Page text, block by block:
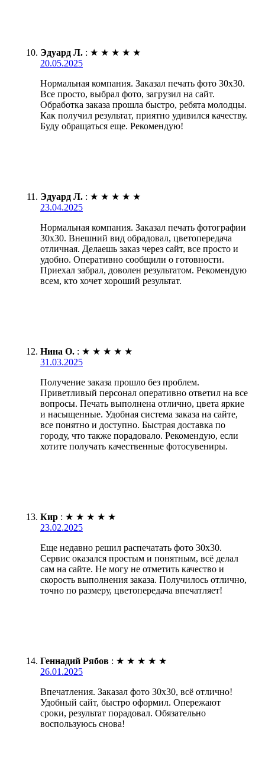
Эдуард Л. : ★ ★ ★ ★ ★
20.05.2025
Нормальная компания. Заказал печать фото 30х30.
Все просто, выбрал фото, загрузил на сайт.
Обработка заказа прошла быстро, ребята молодцы.
Как получил результат, приятно удивился качеству.
Буду обращаться еще. Рекомендую!
Эдуард Л. : ★ ★ ★ ★ ★
23.04.2025
Нормальная компания. Заказал печать фотографии
30х30. Внешний вид обрадовал, цветопередача
отличная. Делаешь заказ через сайт, все просто и
удобно. Оперативно сообщили о готовности.
Приехал забрал, доволен результатом. Рекомендую
всем, кто хочет хороший результат.
Нина О. : ★ ★ ★ ★ ★
31.03.2025
Получение заказа прошло без проблем.
Приветливый персонал оперативно ответил на все
вопросы. Печать выполнена отлично, цвета яркие
и насыщенные. Удобная система заказа на сайте,
все понятно и доступно. Быстрая доставка по
городу, что также порадовало. Рекомендую, если
хотите получать качественные фотосувениры.
Кир : ★ ★ ★ ★ ★
23.02.2025
Еще недавно решил распечатать фото 30х30.
Сервис оказался простым и понятным, всё делал
сам на сайте. Не могу не отметить качество и
скорость выполнения заказа. Получилось отлично,
точно по размеру, цветопередача впечатляет!
Геннадий Рябов : ★ ★ ★ ★ ★
26.01.2025
Впечатления. Заказал фото 30х30, всё отлично!
Удобный сайт, быстро оформил. Опережают
сроки, результат порадовал. Обязательно
воспользуюсь снова!